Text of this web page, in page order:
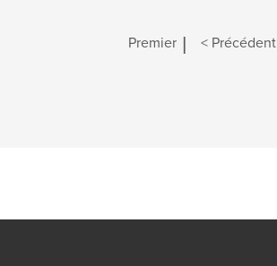
Premier | < Précédent